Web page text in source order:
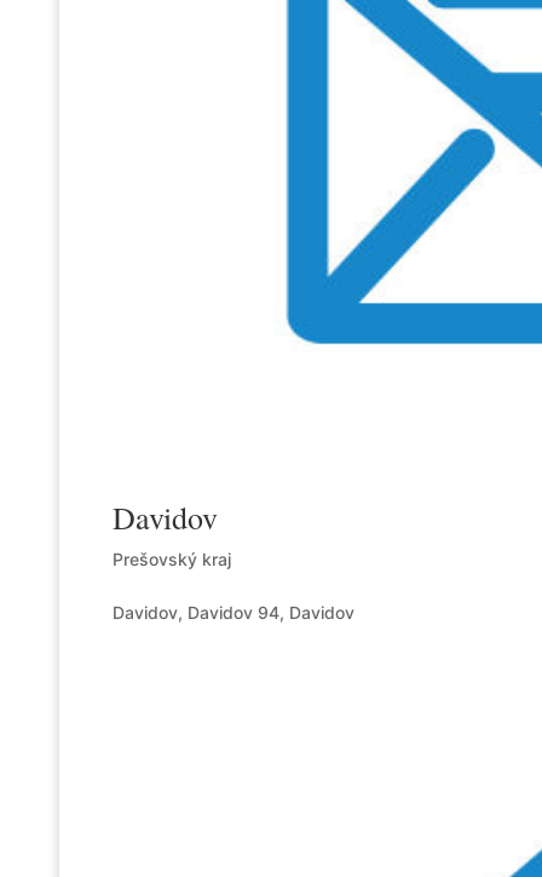
Davidov
Prešovský kraj
Davidov, Davidov 94, Davidov